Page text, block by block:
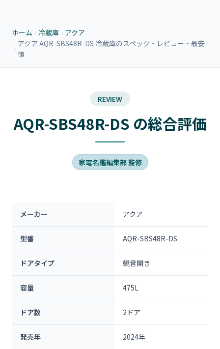
ホーム › 冷蔵庫 › アクア
›
アクア AQR-SBS48R-DS 冷蔵庫のスペック・レビュー・最安
値
REVIEW
AQR-SBS48R-DS の総合評価
家電名鑑編集部 監修
メーカー アクア
型番 AQR-SBS48R-DS
ドアタイプ 観音開き
容量 475L
ドア数 2ドア
発売年 2024年